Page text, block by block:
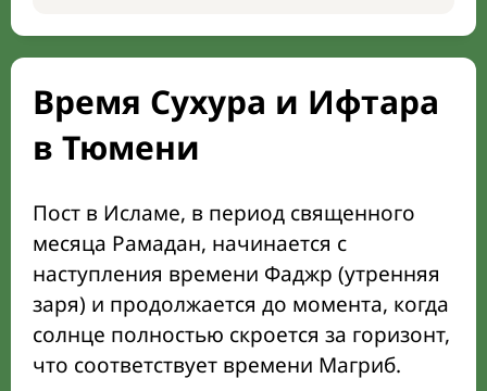
Время Сухура и Ифтара
в Тюмени
Пост в Исламе, в период священного
месяца Рамадан, начинается с
наступления времени Фаджр (утренняя
заря) и продолжается до момента, когда
солнце полностью скроется за горизонт,
что соответствует времени Магриб.